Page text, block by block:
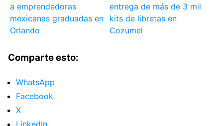
a emprendedoras
mexicanas graduadas en
Orlando
entrega de más de 3 mil
kits de libretas en
Cozumel
Comparte esto:
WhatsApp
Facebook
X